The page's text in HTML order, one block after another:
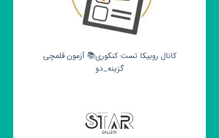
کانال روبیکا تست کنکوری📚 آزمون قلمچی‌‌
گزینه_دو